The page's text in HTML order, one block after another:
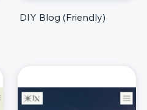
DIY Blog (Friendly)